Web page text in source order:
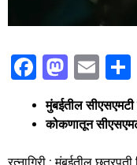
F
c
M
a
st
E
ai
मुंबईतील सीएसएमटी
कोकणातून